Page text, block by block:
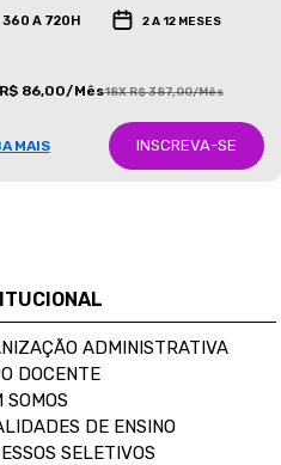
360 A 720H 2 A 12 MESES
86,00/Mês18X R$ 387,00/Mês
MAIS INSCREVA-SE
ADMINISTRATIVA
DOCENTE
SOMOS
DE ENSINO
SELETIVOS